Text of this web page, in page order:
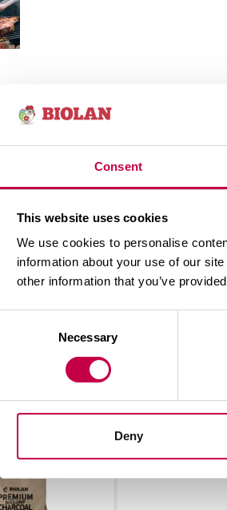
Consent
This website uses cookies
We use cookies to personalise
information about your use of our
other information that you’ve
Necessary
Deny
Informācija par produktu
ar pārtikas eļļu:
saimniecības papīra, to saburza
Kad uz kvēlojošām oglēm ir
ar aizdedzināšanas tabletēm:
ieber pāris ekoloģisko
izmantošanai.